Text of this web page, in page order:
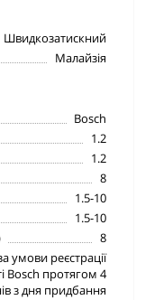
Швидкозатискний
Малайзія
Bosch
1.2
1.2
8
1.5-10
1.5-10
8
умови реєстрації
Bosch протягом 4
з дня придбання